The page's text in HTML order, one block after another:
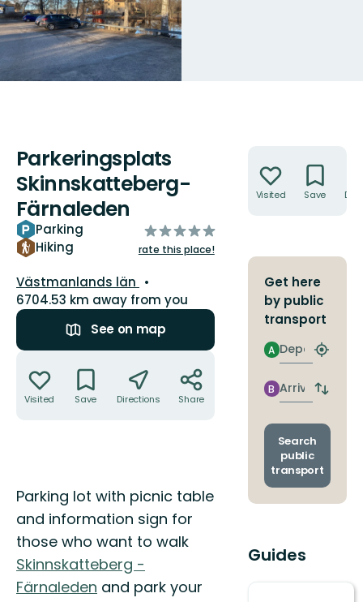
Parkeringsplats
Skinnskatteberg-
Färnaleden
Parking
Hiking
of
5
rate this place!
County:
Västmanlands län
6704.53 km away from you
See on map
Visited Save Directions Share
Description
Parking lot with picnic table
and information sign for
those who want to walk
Skinnskatteberg -
Färnaleden and park your
Visited Save
Get here
by public
transport
Departure
A
Find
stop
Arrival
B
Switch
and
Search
public
transport
Guides